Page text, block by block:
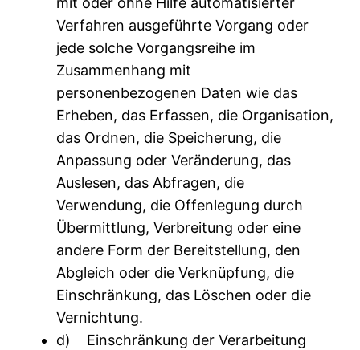
Verfahren ausgeführte Vorgang oder
jede solche Vorgangsreihe im
Zusammenhang mit
personenbezogenen Daten wie das
Erheben, das Erfassen, die Organisation,
das Ordnen, die Speicherung, die
Anpassung oder Veränderung, das
Auslesen, das Abfragen, die
Verwendung, die Offenlegung durch
Übermittlung, Verbreitung oder eine
andere Form der Bereitstellung, den
Abgleich oder die Verknüpfung, die
Einschränkung, das Löschen oder die
Vernichtung.
d) Einschränkung der Verarbeitung